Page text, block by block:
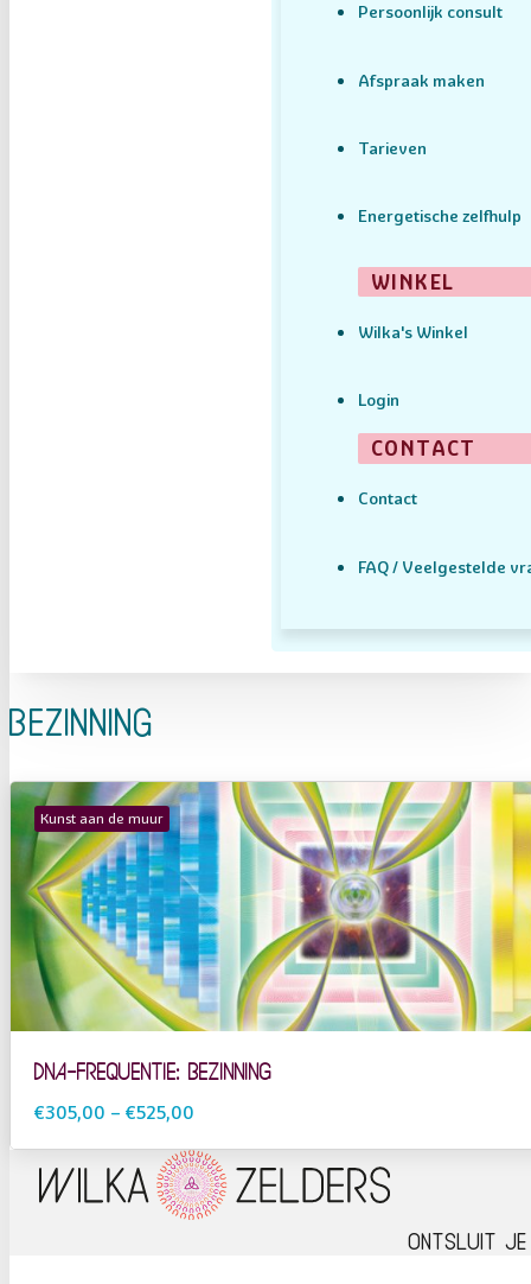
Persoonlijk consult
Afspraak maken
Tarieven
Energetische zelfhulp
WINKEL
Wilka's Winkel
Login
CONTACT
Contact
FAQ / Veelgestelde
Bezinning
Kunst aan de muur
DNA-frequentie: Bezinning
€305,00 – €525,00
Ontsluit je